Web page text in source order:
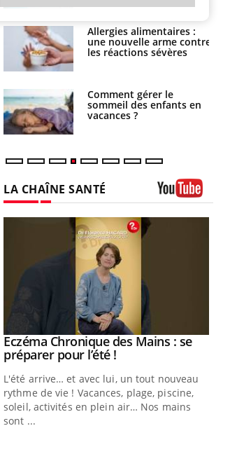
Allergies alimentaires :
une nouvelle arme contre
les réactions sévères
Comment gérer le
sommeil des enfants en
vacances ?
LA CHAÎNE SANTÉ
Youtube
Eczéma Chronique des Mains : se
préparer pour l’été !Youtube
L'été arrive… et avec lui, un tout nouveau
rythme de vie ! Vacances, plage, piscine,
soleil, activités en plein air… Nos mains
sont ...